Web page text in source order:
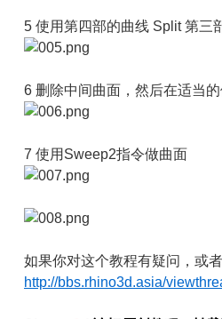
5 使用第四部的曲线 Split 第三
6 删除中间曲面，然后在适当
7 使用Sweep2指令做曲面
如果你对这个教程有疑问，或
http://bbs.rhino3d.asia/